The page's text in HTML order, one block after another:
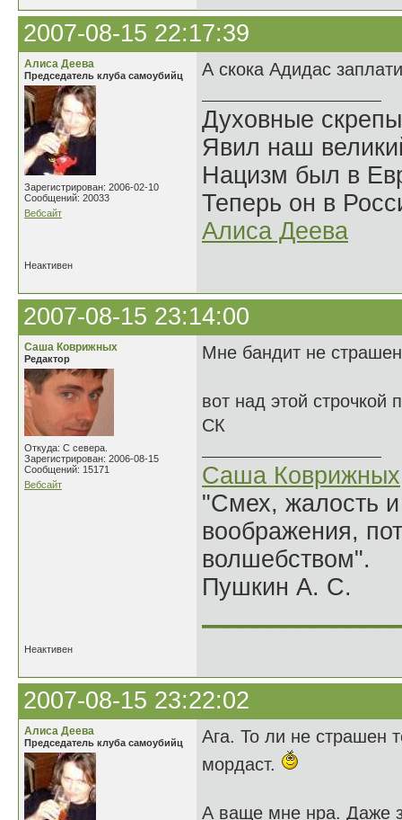
2007-08-15 22:17:39
Алиса Деева
Председатель клуба самоубийц
Зарегистрирован: 2006-02-10
Сообщений: 20033
Вебсайт
А скока Адидас
Духовные
Явил наш
Нацизм был в
Теперь он в
Алиса Деева
Неактивен
2007-08-15 23:14:00
Саша Коврижных
Редактор
Откуда: С севера.
Зарегистрирован: 2006-08-15
Сообщений: 15171
Вебсайт
Мне бандит не
вот над этой строчкой
СК
Саша Коврижных
"Смех, жалость
воображения,
волшебством".
Пушкин А. С.
Неактивен
2007-08-15 23:22:02
Алиса Деева
Председатель клуба самоубийц
Ага. То ли не страшен
мордаст.
А ваще мне нра. Даже